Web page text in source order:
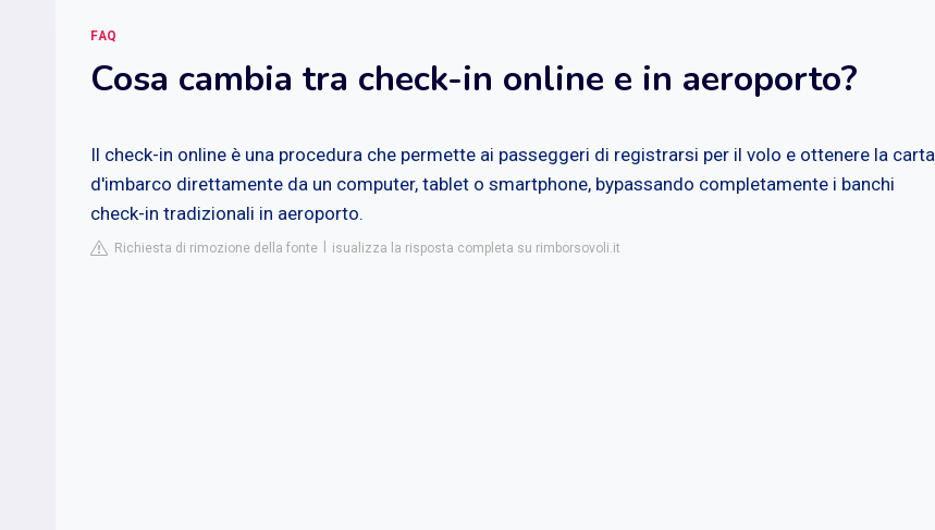
FAQ
Cosa cambia tra check-in online e in aeroporto?
Il check-in online è una procedura che permette ai passeggeri di registrarsi per il volo e ottenere la carta
d'imbarco direttamente da un computer, tablet o smartphone, bypassando completamente i banchi
check-in tradizionali in aeroporto.
Richiesta di rimozione della fonte isualizza la risposta completa su rimborsovoli.it